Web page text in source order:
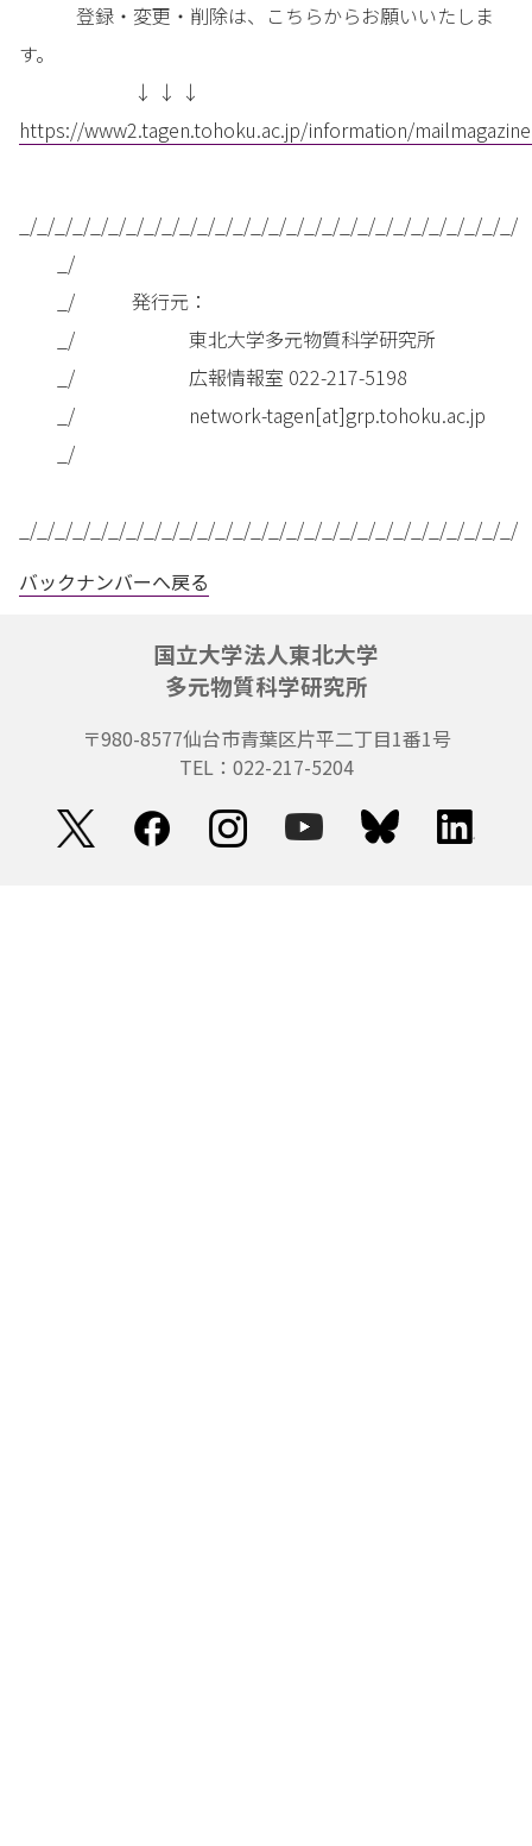
登録・変更・削除は、こちらからお願いいたしま
す。
↓ ↓ ↓
https://www2.tagen.tohoku.ac.jp/information/
_/_/_/_/_/_/_/_/_/_/_/_/_/_/_/_/_/_/_/_/_/_/_/_/_/_/_/_/
_/
_/ 発行元：
_/ 東北大学多元物質科学研究所
_/ 広報情報室 022-217-5198
_/ network-tagen[at]grp.tohoku.ac.jp
_/
_/_/_/_/_/_/_/_/_/_/_/_/_/_/_/_/_/_/_/_/_/_/_/_/_/_/_/_/
バックナンバーへ戻る
国立大学法人東北大学
多元物質科学研究所
〒980-8577仙台市青葉区片平二丁目1番1号
TEL：022-217-5204